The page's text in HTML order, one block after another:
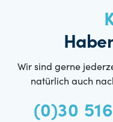
Wir sind gerne
natürlich auch
(0)30